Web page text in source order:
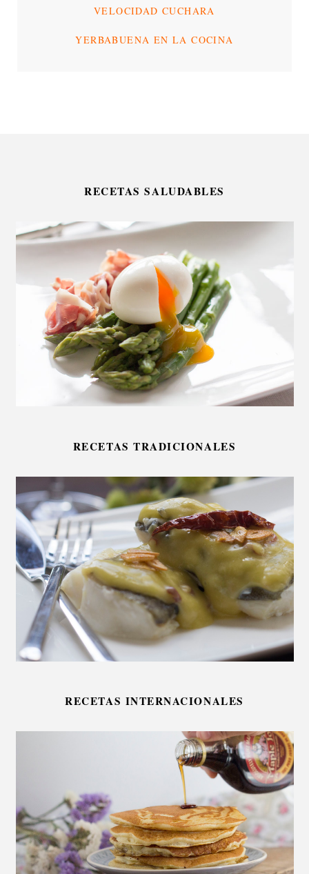
VELOCIDAD CUCHARA
YERBABUENA EN LA COCINA
RECETAS SALUDABLES
RECETAS TRADICIONALES
RECETAS INTERNACIONALES